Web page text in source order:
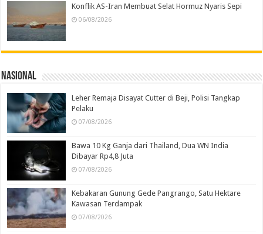
Konflik AS-Iran Membuat Selat Hormuz Nyaris Sepi
06/08/2026
Nasional
Leher Remaja Disayat Cutter di Beji, Polisi Tangkap
Pelaku
07/08/2026
Bawa 10 Kg Ganja dari Thailand, Dua WN India
Dibayar Rp4,8 Juta
07/08/2026
Kebakaran Gunung Gede Pangrango, Satu Hektare
Kawasan Terdampak
07/08/2026